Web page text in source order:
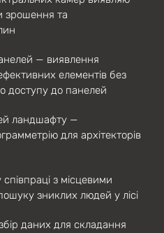
зрошення та
— виявлення
елементів без
доступу до панелей
ландшафту —
для архітекторів
з місцевими
зниклих людей у лісі
даних для складання